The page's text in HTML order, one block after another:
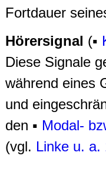
Fortdauer
Hörersignal (▪
Diese Signale
während eines
und
den ▪ Modal-
(vgl. Linke u. a.